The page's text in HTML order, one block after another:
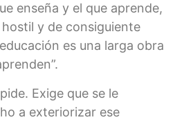
enseña y el que aprende,
y de consiguiente
es una larga obra
Exige que se le
a exteriorizar ese